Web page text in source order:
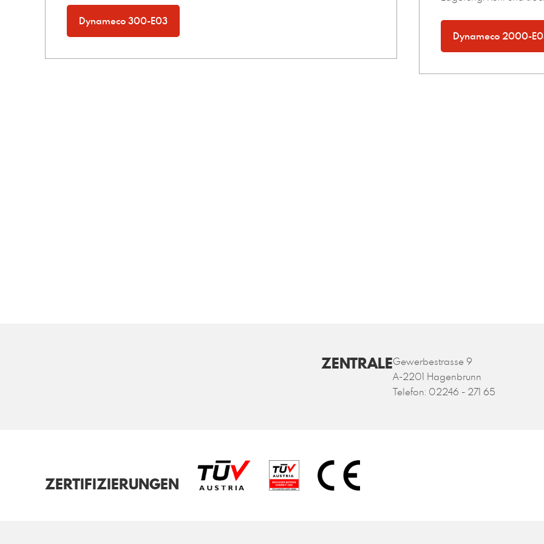
Dynameco 300-E03
Dynameco 2000-
ZENTRALEGewerbestrasse 9
A-2201 Hagenbrunn
Telefon: 02246 - 271 65
ZERTIFIZIERUNGEN